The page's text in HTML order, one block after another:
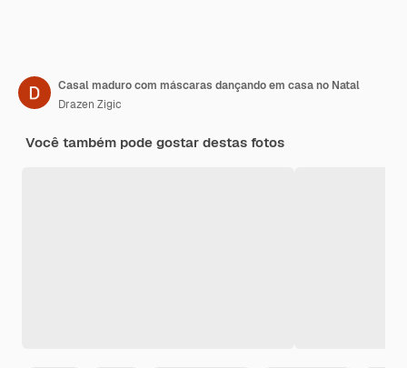
Casal maduro com máscaras dançando em casa no Natal
Drazen Zigic
Você também pode gostar destas fotos